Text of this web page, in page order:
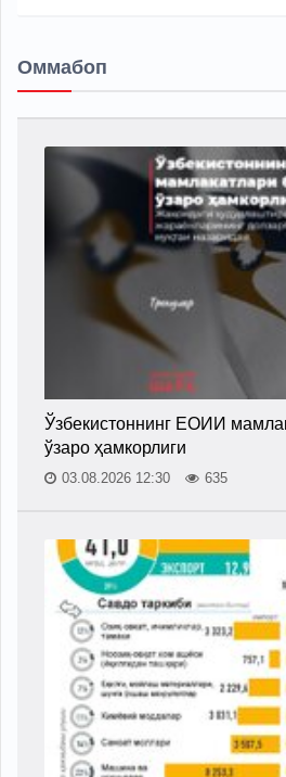
Оммабоп
Ўзбекистоннинг ЕОИИ
ўзаро ҳамкорлиги
03.08.2026 12:30 635